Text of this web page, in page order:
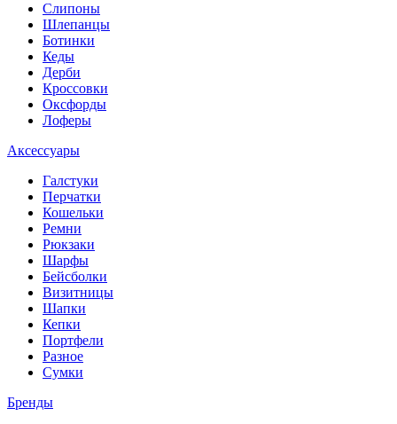
Слипоны
Шлепанцы
Ботинки
Кеды
Дерби
Кроссовки
Оксфорды
Лоферы
Аксессуары
Галстуки
Перчатки
Кошельки
Ремни
Рюкзаки
Шарфы
Бейсболки
Визитницы
Шапки
Кепки
Портфели
Разное
Сумки
Бренды